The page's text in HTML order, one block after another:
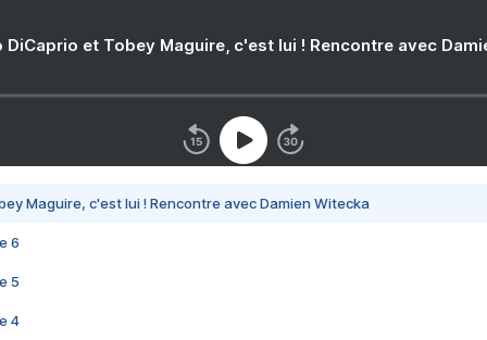
DiCaprio et Tobey Maguire, c'est lui ! Rencontre avec
Maguire, c'est lui ! Rencontre avec Damien Witecka
6
5
4